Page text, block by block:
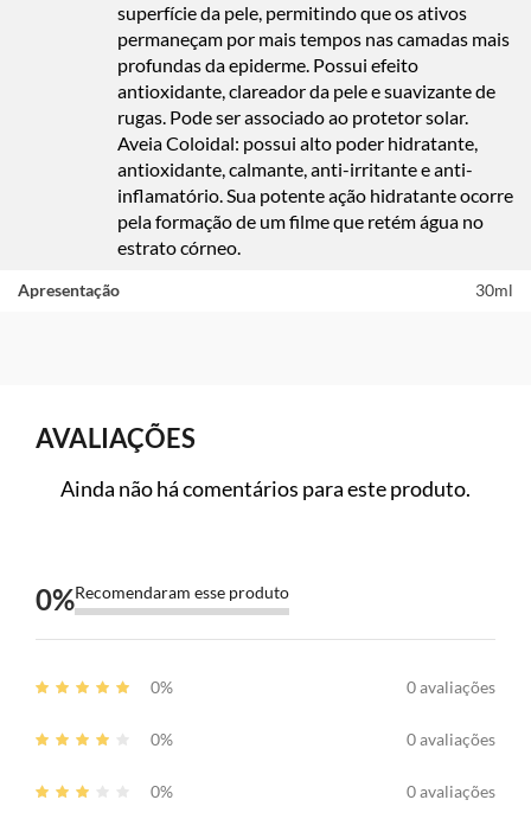
superfície da pele, permitindo que os ativos
permaneçam por mais tempos nas camadas mais
profundas da epiderme. Possui efeito
antioxidante, clareador da pele e suavizante de
rugas. Pode ser associado ao protetor solar.
Aveia Coloidal: possui alto poder hidratante,
antioxidante, calmante, anti-irritante e anti-
inflamatório. Sua potente ação hidratante ocorre
pela formação de um filme que retém água no
estrato córneo.
Apresentação 30ml
AVALIAÇÕES
Ainda não há comentários para este produto.
0%Recomendaram esse produto
0% 0 avaliações
0% 0 avaliações
0% 0 avaliações